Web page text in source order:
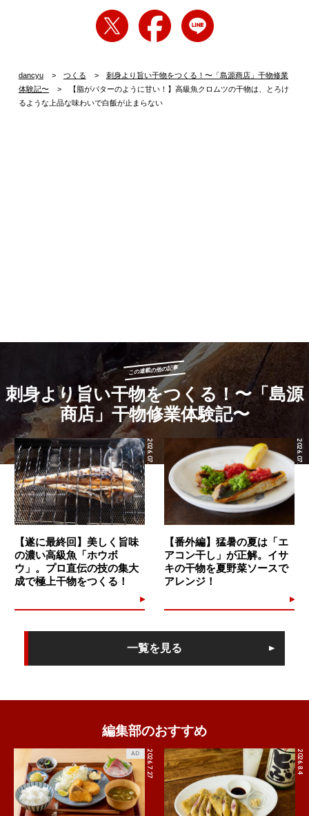
dancyu つくる
刺身より旨い干物をつくる！〜「島源商店」干物修業
体験記〜
【脂がバターのように甘い！】高級魚クロムツの干物は、とろけ
るような上品な味わいで白飯が止まらない
この連載の他の記事
刺身より旨い干物をつくる！〜「島源
商店」干物修業体験記〜
2026.07.24
【遂に最終回】美しく旨味
の濃い高級魚「ホウボ
ウ」。プロ直伝の技の集大
成で極上干物をつくる！
2026.07.17
【番外編】猛暑の夏は「エ
アコン干し」が正解。イサ
キの干物を夏野菜ソースで
アレンジ！
一覧を見る
編集部のおすすめ
2026.7.27
AD 2026.8.4